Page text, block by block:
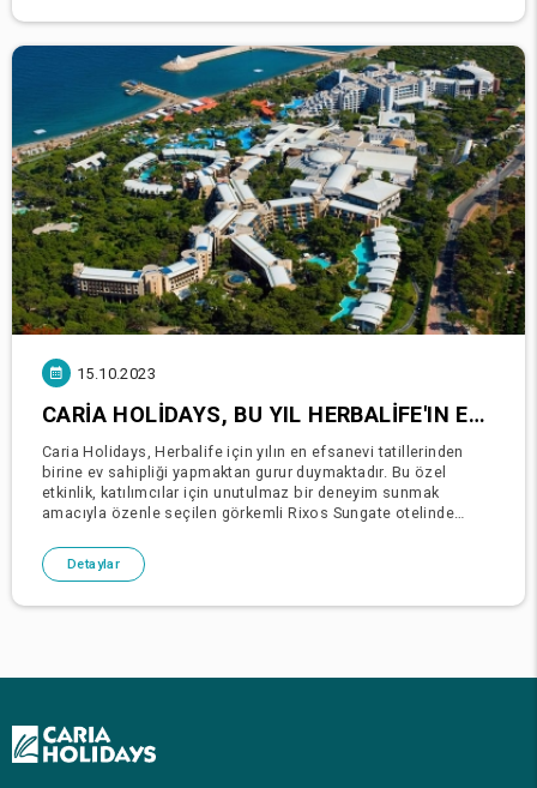
15.10.2023
CARIA HOLIDAYS, BU YIL HERBALIFE'IN EFSANE ORGANIZASYONLARINDAN BIRINE EV SAHIPLIĞI YAPTI.
Caria Holidays, Herbalife için yılın en efsanevi tatillerinden
birine ev sahipliği yapmaktan gurur duymaktadır. Bu özel
etkinlik, katılımcılar için unutulmaz bir deneyim sunmak
amacıyla özenle seçilen görkemli Rixos Sungate otelinde
Detaylar